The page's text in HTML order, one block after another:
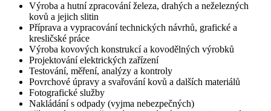
Výroba a hutní zpracování železa, drahých a neželezných
kovů a jejich slitin
Příprava a vypracování technických návrhů, grafické a
kresličské práce
Výroba kovových konstrukcí a kovodělných výrobků
Projektování elektrických zařízení
Testování, měření, analýzy a kontroly
Povrchové úpravy a svařování kovů a dalších materiálů
Fotografické služby
Nakládání s odpady (vyjma nebezpečných)